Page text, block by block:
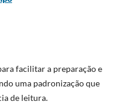
facilitar a preparação e
uma padronização que
de leitura.